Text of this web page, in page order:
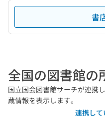
書
全国の図書館の
国立国会図書館サーチが連携
蔵情報を表示します。
連携し